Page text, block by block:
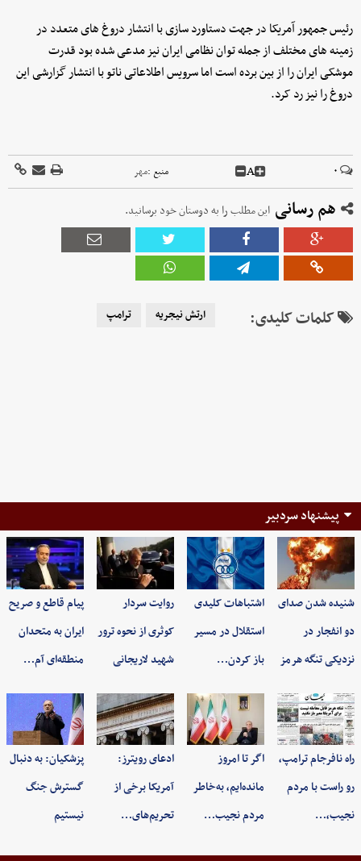
رئیس جمهور آمریکا در جهت دستاورد سازی با انتشار دروغ های متعدد در
زمینه های مختلف از جمله توان نظامی ایران نیز مدعی شده بود قدرت
موشکی ایران را از بین برده است اما سرویس اطلاعاتی ناتو با انتشار گزارشی این
دروغ را نیز رد کرد.
۰ A منبع :مهر
هم رسانی این مطلب را به دوستان خود برسانید.
کلمات کلیدی: ارتش نیجریه ترامپ
پیشنهاد سردبیر
شنیده شدن صدای
دو انفجار در
نزدیکی تنگه هرمز
اشتباهات کلیدی
استقلال در مسیر
باز کردن…
روایت سردار
کوثری از نحوه ترور
شهید لاریجانی
پیام قاطع و صریح
ایران به متحدان
منطقه‌ای آم…
راه نافرجام ترامپ،
رو راست با مردم
نجیب،…
اگر تا امروز
مانده‌ایم، به‌خاطر
مردم نجیب…
ادعای رویترز:
آمریکا برخی از
تحریم‌های…
پزشکیان: به‌ دنبال
گسترش جنگ
نیستیم